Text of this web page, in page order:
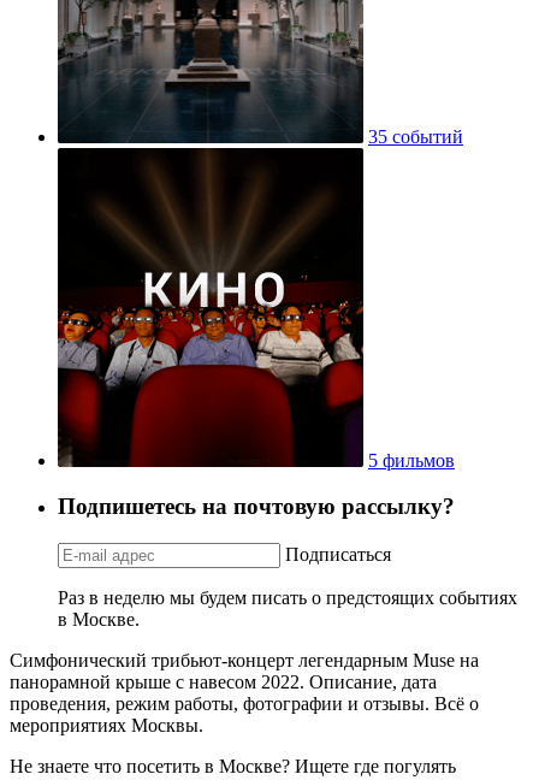
35 событий
5 фильмов
Подпишетесь на почтовую рассылку?
Подписаться
Раз в неделю мы будем писать о предстоящих событиях
в Москве.
Симфонический трибьют-концерт легендарным Muse на
панорамной крыше с навесом 2022. Описание, дата
проведения, режим работы, фотографии и отзывы. Всё о
мероприятиях Москвы.
Не знаете что посетить в Москве? Ищете где погулять